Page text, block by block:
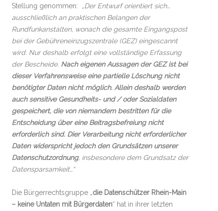
Stellung genommen:
„Der Entwurf orientiert sich…
ausschließlich an praktischen Belangen der
Rundfunkanstalten, wonach die gesamte Eingangspost
bei der Gebühreneinzugszentrale (GEZ) eingescannt
wird. Nur deshalb erfolgt eine vollständige Erfassung
der Bescheide. Nach eigenen Aussagen der GEZ ist bei
dieser Verfahrensweise eine partielle Löschung nicht
benötigter Daten nicht möglich. Allein deshalb werden
auch sensitive Gesundheits- und / oder Sozialdaten
gespeichert, die von niemandem bestritten für die
Entscheidung über eine Beitragsbefreiung nicht
erforderlich sind. Dier Verarbeitung nicht erforderlicher
Daten widerspricht jedoch den Grundsätzen unserer
Datenschutzordnung, insbesondere dem Grundsatz der
Datensparsamkeit…“
Die Bürgerrechtsgruppe „die Datenschützer Rhein-Main
– keine Untaten mit Bürgerdaten“ hat in ihrer letzten